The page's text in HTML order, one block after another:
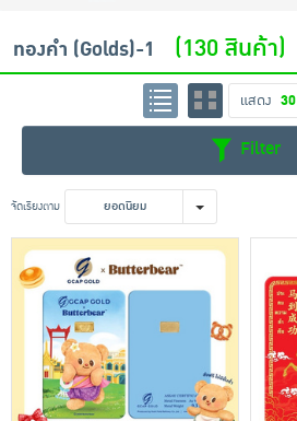
เครื่องดื่มและผงชงดื่ม
เครื่องปรุงรสและของแห้ง
ขนมขบเคี้ยว และช็อคโกแลต
อาหารสด ผัก ผลไม้และเบเกอรี่
พระเครื่อง test pop
ทองคำ (Golds)-1 (130 สินค้า)
แสดง 30
Filter
จัดเรียงตาม ยอดนิยม